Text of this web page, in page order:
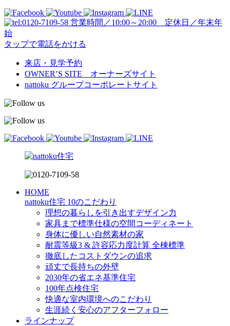
営業時間／10:00～20:00 定休日／年末年
始
タップで電話をかける
来店・見学予約
OWNER’S SITE オーナーズサイト
nattoku グループコーポレートサイト
HOME
nattoku住宅 10のこだわり
理想の暮らしを引き出すデザイン力
家具まで標準仕様の空間コーディネート
身体に優しい自然素材の家
耐震等級3 & 許容応力度計算 全棟標準
徹底したコストダウンの追求
頑丈で長持ちの外壁
2030年の省エネ基準住宅
100年点検住宅
快適な室内環境へのこだわり
生涯続く安心のアフターフォロー
ラインナップ